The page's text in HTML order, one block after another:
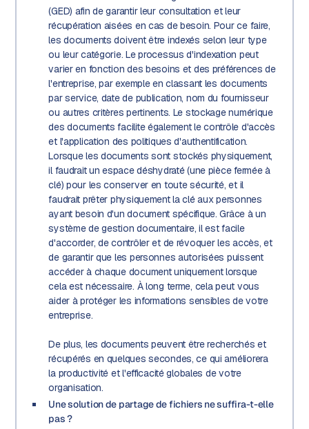
(GED) afin de garantir leur consultation et leur
récupération aisées en cas de besoin. Pour ce faire,
les documents doivent être indexés selon leur type
ou leur catégorie. Le processus d'indexation peut
varier en fonction des besoins et des préférences de
l'entreprise, par exemple en classant les documents
par service, date de publication, nom du fournisseur
ou autres critères pertinents. Le stockage numérique
des documents facilite également le contrôle d'accès
et l'application des politiques d'authentification.
Lorsque les documents sont stockés physiquement,
il faudrait un espace déshydraté (une pièce fermée à
clé) pour les conserver en toute sécurité, et il
faudrait prêter physiquement la clé aux personnes
ayant besoin d'un document spécifique. Grâce à un
système de gestion documentaire, il est facile
d'accorder, de contrôler et de révoquer les accès, et
de garantir que les personnes autorisées puissent
accéder à chaque document uniquement lorsque
cela est nécessaire. À long terme, cela peut vous
aider à protéger les informations sensibles de votre
entreprise.
De plus, les documents peuvent être recherchés et
récupérés en quelques secondes, ce qui améliorera
la productivité et l'efficacité globales de votre
organisation.
Une solution de partage de fichiers ne suffira-t-elle
pas ?